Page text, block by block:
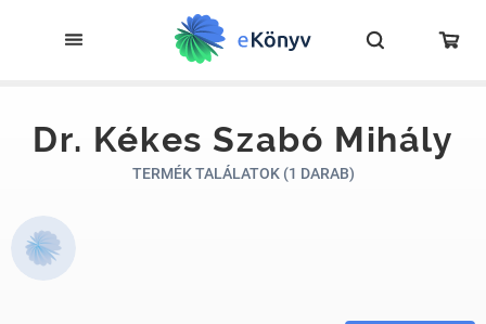
Dr. Kékes Szabó Mihály
TERMÉK TALÁLATOK (1 DARAB)